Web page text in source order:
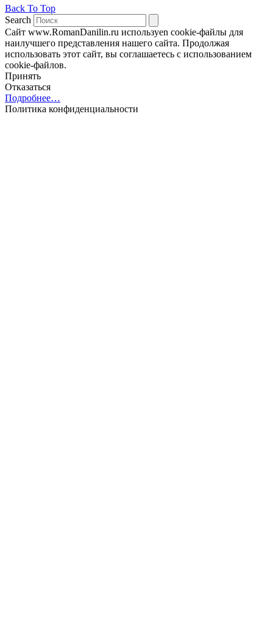
Back To Top
Search
Сайт www.RomanDanilin.ru используеn cookie-файлы для
наилучшего представления нашего сайта. Продолжая
использовать этот сайт, вы соглашаетесь с использованием
cookie-файлов.
Принять
Отказаться
Подробнее…
Политика конфиденциальности